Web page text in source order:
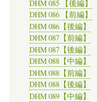
DHM 085 【後編】
DHM 086 【前編】
DHM 086【後編】
DHM 087【前編】
DHM 087【後編】
DHM 088【中編】
DHM 088【前編】
DHM 088【後編】
DHM 089【中編】